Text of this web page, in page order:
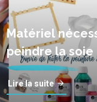
Matériel
peindre la soie
Lire la suite